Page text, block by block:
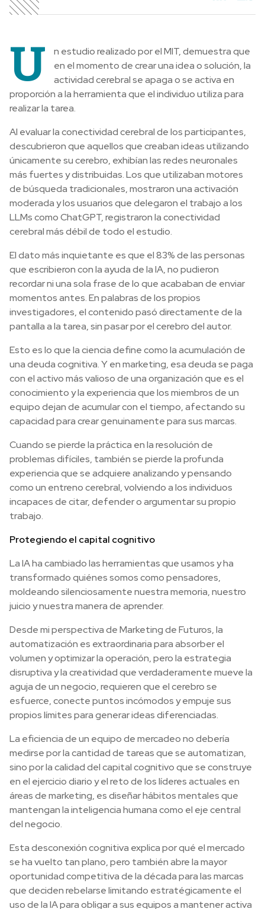
U
n estudio realizado por el MIT, demuestra que
en el momento de crear una idea o solución, la
actividad cerebral se apaga o se activa en
proporción a la herramienta que el individuo utiliza para
realizar la tarea.
Al evaluar la conectividad cerebral de los participantes,
descubrieron que aquellos que creaban ideas utilizando
únicamente su cerebro, exhibían las redes neuronales
más fuertes y distribuidas. Los que utilizaban motores
de búsqueda tradicionales, mostraron una activación
moderada y los usuarios que delegaron el trabajo a los
LLMs como ChatGPT, registraron la conectividad
cerebral más débil de todo el estudio.
El dato más inquietante es que el 83% de las personas
que escribieron con la ayuda de la IA, no pudieron
recordar ni una sola frase de lo que acababan de enviar
momentos antes. En palabras de los propios
investigadores, el contenido pasó directamente de la
pantalla a la tarea, sin pasar por el cerebro del autor.
Esto es lo que la ciencia define como la acumulación de
una deuda cognitiva. Y en marketing, esa deuda se paga
con el activo más valioso de una organización que es el
conocimiento y la experiencia que los miembros de un
equipo dejan de acumular con el tiempo, afectando su
capacidad para crear genuinamente para sus marcas.
Cuando se pierde la práctica en la resolución de
problemas difíciles, también se pierde la profunda
experiencia que se adquiere analizando y pensando
como un entreno cerebral, volviendo a los individuos
incapaces de citar, defender o argumentar su propio
trabajo.
Protegiendo el capital cognitivo
La IA ha cambiado las herramientas que usamos y ha
transformado quiénes somos como pensadores,
moldeando silenciosamente nuestra memoria, nuestro
juicio y nuestra manera de aprender.
Desde mi perspectiva de Marketing de Futuros, la
automatización es extraordinaria para absorber el
volumen y optimizar la operación, pero la estrategia
disruptiva y la creatividad que verdaderamente mueve la
aguja de un negocio, requieren que el cerebro se
esfuerce, conecte puntos incómodos y empuje sus
propios límites para generar ideas diferenciadas.
La eficiencia de un equipo de mercadeo no debería
medirse por la cantidad de tareas que se automatizan,
sino por la calidad del capital cognitivo que se construye
en el ejercicio diario y el reto de los líderes actuales en
áreas de marketing, es diseñar hábitos mentales que
mantengan la inteligencia humana como el eje central
del negocio.
Esta desconexión cognitiva explica por qué el mercado
se ha vuelto tan plano, pero también abre la mayor
oportunidad competitiva de la década para las marcas
que deciden rebelarse limitando estratégicamente el
uso de la IA para obligar a sus equipos a mantener activa